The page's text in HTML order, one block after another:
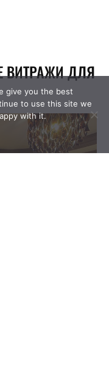
give you the best
to use this site we
with it.